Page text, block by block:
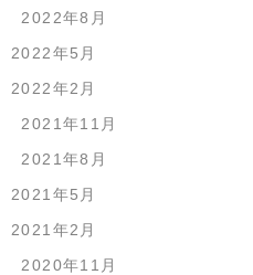
2022年8月
2022年5月
2022年2月
2021年11月
2021年8月
2021年5月
2021年2月
2020年11月